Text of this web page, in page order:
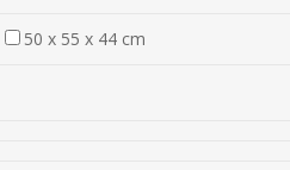
50 x 55 x 44 cm